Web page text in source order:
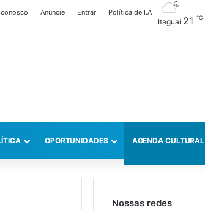
conosco Anuncie Entrar Política de I.A
Itaguaí 21 ℃
OPORTUNIDADES AGENDA CULTURAL
Nossas redes